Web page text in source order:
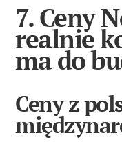
7. Ceny
realnie
ma do
Ceny z